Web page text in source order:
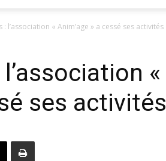
: l’association « Anim’age » a cessé ses activités
«
ses activités